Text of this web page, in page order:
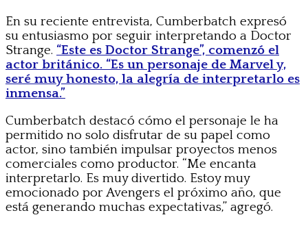
En su reciente entrevista, Cumberbatch expresó
su entusiasmo por seguir interpretando a Doctor
Strange. “Este es Doctor Strange”, comenzó el
actor británico. “Es un personaje de Marvel y,
seré muy honesto, la alegría de interpretarlo es
inmensa.”
Cumberbatch destacó cómo el personaje le ha
permitido no solo disfrutar de su papel como
actor, sino también impulsar proyectos menos
comerciales como productor. “Me encanta
interpretarlo. Es muy divertido. Estoy muy
emocionado por Avengers el próximo año, que
está generando muchas expectativas,” agregó.